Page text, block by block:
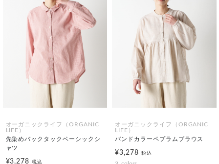
オーガニックライフ（ORGANIC
LIFE）
先染めバックタックベーシックシ
ャツ
¥3,278税込
オーガニックライフ（ORGANIC
LIFE）
バンドカラーペプラムブラウス
¥3,278 税込